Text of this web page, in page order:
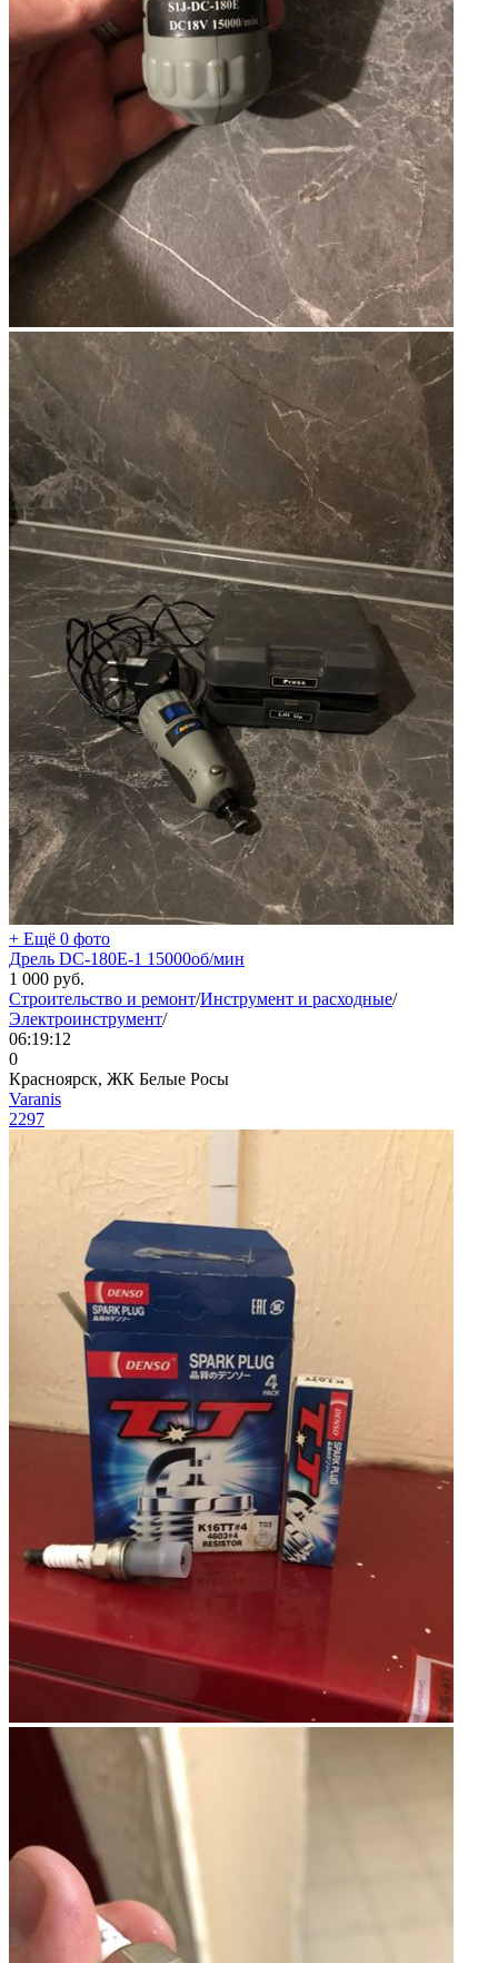
+ Ещё 0 фото
Дрель DC-180E-1 15000об/мин
1 000 руб.
Строительство и ремонт/Инструмент и расходные/
Электроинструмент/
06:19:12
0
Красноярск, ЖК Белые Росы
Varanis
2297